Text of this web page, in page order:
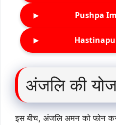
► Pushpa
►
अंजलि की
इस बीच, अंजलि अमन को फोन